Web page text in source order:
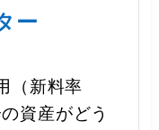
ー
（新料率
資産がどう